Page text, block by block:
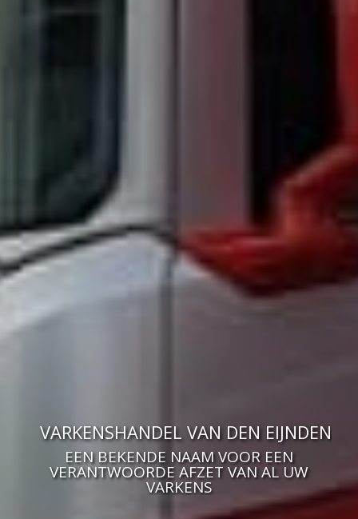
VARKENSHANDEL VAN DEN EIJNDEN
EEN BEKENDE NAAM VOOR EEN
VERANTWOORDE AFZET VAN AL UW
VARKENS